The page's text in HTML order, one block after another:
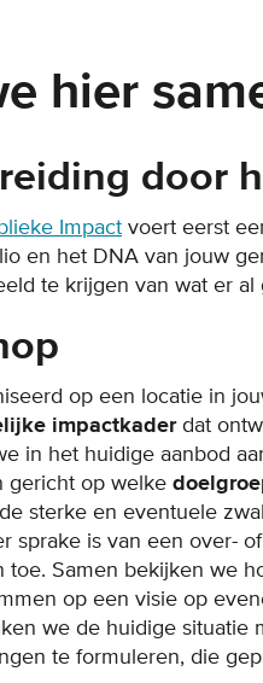
hier
door
Impact voert eerst
en het DNA van jouw
te krijgen van wat er
op een locatie in
impactkaderdat
in het huidige aanbod
gericht op welke
sterke en eventuele
sprake is van een over-
toe. Samen bekijken we
op een visie op
we de huidige
te formuleren, die